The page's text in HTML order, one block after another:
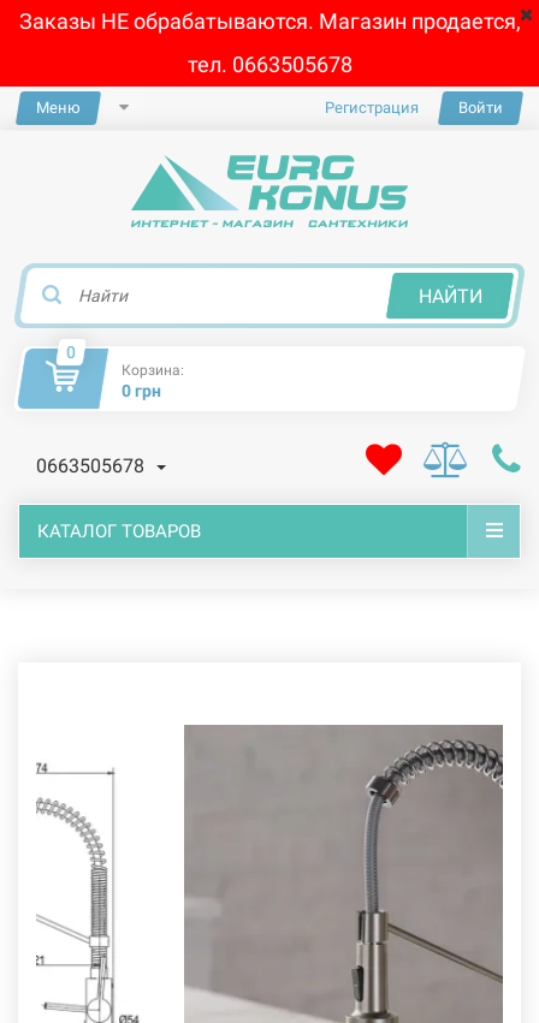
Заказы НЕ обрабатываются. Магазин продается,
тел. 0663505678
Меню Регистрация Войти
НАЙТИ
0
Корзина:
0 грн
0663505678
КАТАЛОГ ТОВАРОВ